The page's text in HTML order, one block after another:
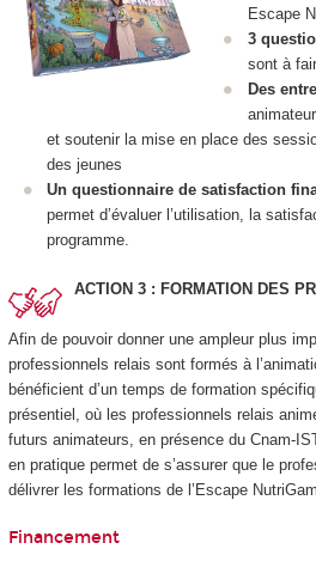
Escape
3
sont à
Des
et soutenir la mise en place des
des jeunes
Un questionnaire de satisfaction
permet d’évaluer l’utilisation, la
programme.
ACTION 3 : FORMATION DES
Afin de pouvoir donner une ampleur plus
professionnels relais sont formés à
bénéficient d’un temps de formation
présentiel, où les professionnels relais
futurs animateurs, en présence du Cnam-
en pratique permet de s’assurer que le
délivrer les formations de l’Escape
Financement